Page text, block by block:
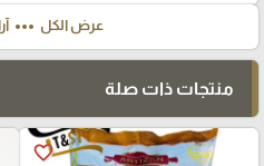
عرض الكل more_horiz
منتجات ذات صلة
favorite_border